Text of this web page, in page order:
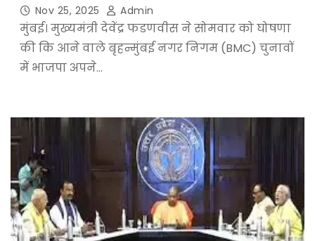
Nov 25, 2025 Admin
मुंबई। मुख्यमंत्री देवेंद्र फडणवीस ने सोमवार को घोषणा
की कि आने वाले बृहन्मुंबई नगर निगम (BMC) चुनावों
में भाजपा अपने…